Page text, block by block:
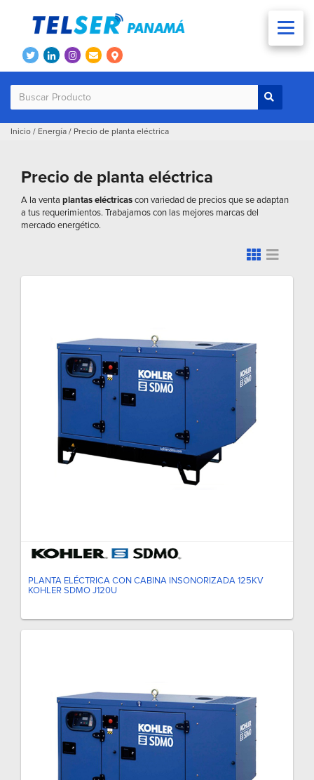
Inicio / Energía / Precio de planta eléctrica
Precio de planta eléctrica
A la venta plantas eléctricascon variedad de precios que se adaptan
a tus requerimientos. Trabajamos con las mejores marcas del
mercado energético.
PLANTA ELÉCTRICA CON CABINA INSONORIZADA 125KV
KOHLER SDMO J120U